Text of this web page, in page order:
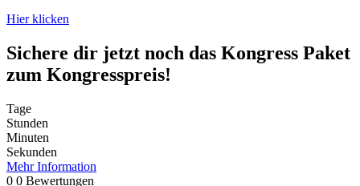
Hier klicken
Sichere dir jetzt noch das Kongress Paket
zum Kongresspreis!
Tage
Stunden
Minuten
Sekunden
Mehr Information
0 0 Bewertungen